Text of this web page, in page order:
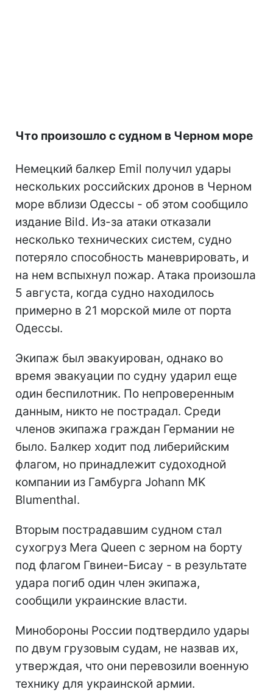
Что произошло с судном в Черном море
Немецкий балкер Emil получил удары
нескольких российских дронов в Черном
море вблизи Одессы - об этом сообщило
издание Bild. Из-за атаки отказали
несколько технических систем, судно
потеряло способность маневрировать, и
на нем вспыхнул пожар. Атака произошла
5 августа, когда судно находилось
примерно в 21 морской миле от порта
Одессы.
Экипаж был эвакуирован, однако во
время эвакуации по судну ударил еще
один беспилотник. По непроверенным
данным, никто не пострадал. Среди
членов экипажа граждан Германии не
было. Балкер ходит под либерийским
флагом, но принадлежит судоходной
компании из Гамбурга Johann MK
Blumenthal.
Вторым пострадавшим судном стал
сухогруз Mera Queen с зерном на борту
под флагом Гвинеи-Бисау - в результате
удара погиб один член экипажа,
сообщили украинские власти.
Минобороны России подтвердило удары
по двум грузовым судам, не назвав их,
утверждая, что они перевозили военную
технику для украинской армии.